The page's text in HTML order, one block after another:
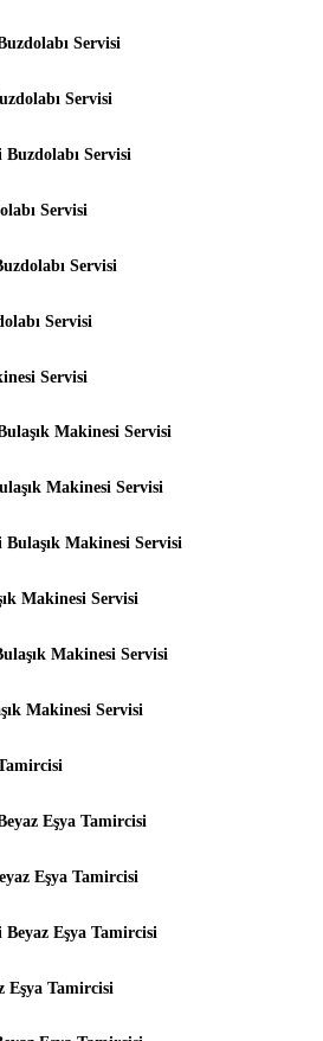
Servisi
Servisi
Servisi
Servisi
Servisi
Servisi
Servisi
Makinesi Servisi
Makinesi Servisi
Makinesi Servisi
Makinesi Servisi
Makinesi Servisi
Makinesi Servisi
Eşya Tamircisi
Eşya Tamircisi
Eşya Tamircisi
Eşya Tamircisi